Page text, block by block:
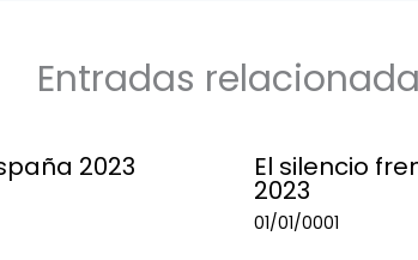
Entradas
2023 El silencio
2023
01/01/0001